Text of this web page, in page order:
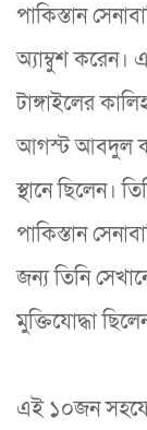
পাকিস্তান
অ্যাম্বুশ করেন।
টাঙ্গাইলের
আগস্ট আবদুল
স্থানে ছিলেন।
পাকিস্তান
জন্য তিনি
মুক্তিযোদ্ধা
এই ১০জন